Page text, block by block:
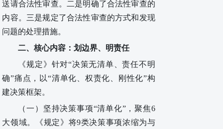
送请合法性审查。二是明确了合法性审查的
内容。三是规定了合法性审查的方式和发现
问题的处理措施。
二、核心内容：划边界、明责任
《规定》针对“决策无清单、责任不明
确”痛点，以“清单化、权责化、刚性化”构
建决策框架。
（一） 坚持决策事项“清单化”，聚焦6
大领域。 《规定》将9类决策事项浓缩为与